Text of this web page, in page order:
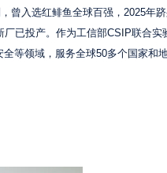
曾入选红鲱鱼全球百强，2025年
已投产。作为工信部CSIP联合实
等领域，服务全球50多个国家和